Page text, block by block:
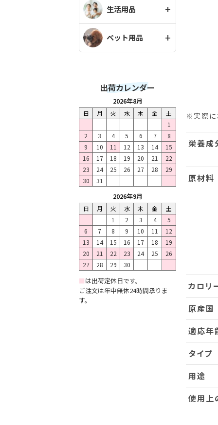
生活用品
ペット用品
出荷カレンダー
2026年8月
日 月 火 水 木 金
土
1
2
3 4 5 6 7
8
9
10 11 12 13 14
15
16
17 18 19 20 21
22
23
24 25 26 27 28
29
30
31
2026年9月
日 月 火 水 木 金
土
1
2 3 4
5
6
7 8 9 10 11
12
13
14 15 16 17 18
19
20
21 22 23 24 25
26
27
28 29 30
■は出荷定休日です。
ご注文は年中無休24時間承りま
す。
※実際に
栄養成
原材料
カロリ
原産国
適応年
タイプ
用途
使用上